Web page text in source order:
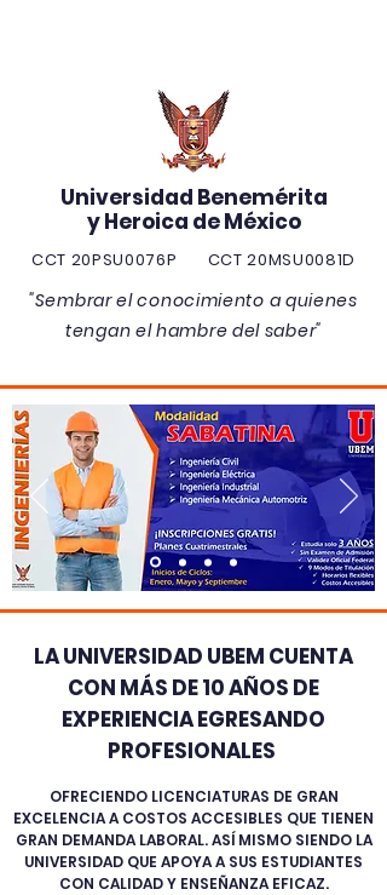
Universidad Benemérita
y Heroica de México
CCT 20PSU0076P CCT 20MSU0081D
"Sembrar el conocimiento a quienes
tengan el hambre del saber"
LA UNIVERSIDAD UBEM CUENTA
CON MÁS DE 10 AÑOS DE
EXPERIENCIA EGRESANDO
PROFESIONALES
OFRECIENDO LICENCIATURAS DE GRAN
EXCELENCIA A COSTOS ACCESIBLES QUE TIENEN
GRAN DEMANDA LABORAL. ASÍ MISMO SIENDO LA
UNIVERSIDAD QUE APOYA A SUS ESTUDIANTES
CON CALIDAD Y ENSEÑANZA EFICAZ.